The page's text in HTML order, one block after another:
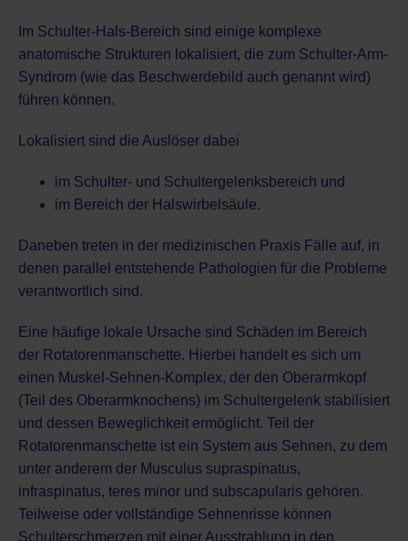
Im Schulter-Hals-Bereich sind einige komplexe
anatomische Strukturen lokalisiert, die zum Schulter-Arm-
Syndrom (wie das Beschwerdebild auch genannt wird)
führen können.
Lokalisiert sind die Auslöser dabei
im Schulter- und Schultergelenksbereich und
im Bereich der Halswirbelsäule.
Daneben treten in der medizinischen Praxis Fälle auf, in
denen parallel entstehende Pathologien für die Probleme
verantwortlich sind.
Eine häufige lokale Ursache sind Schäden im Bereich
der Rotatorenmanschette. Hierbei handelt es sich um
einen Muskel-Sehnen-Komplex, der den Oberarmkopf
(Teil des Oberarmknochens) im Schultergelenk stabilisiert
und dessen Beweglichkeit ermöglicht. Teil der
Rotatorenmanschette ist ein System aus Sehnen, zu dem
unter anderem der Musculus supraspinatus,
infraspinatus, teres minor und subscapularis gehören.
Teilweise oder vollständige Sehnenrisse können
Schulterschmerzen mit einer Ausstrahlung in den